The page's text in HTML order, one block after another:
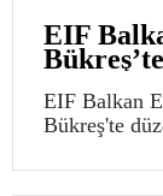
EIF
EIF Balkan
Bükreş'te